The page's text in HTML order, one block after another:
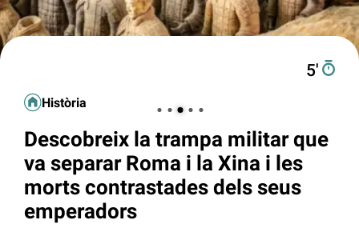
5′
Història
Descobreix la trampa militar que
va separar Roma i la Xina i les
morts contrastades dels seus
emperadors